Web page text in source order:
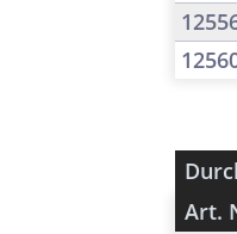
Art.